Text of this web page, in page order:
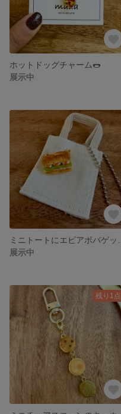
ホットドッグチャーム🌭
展示中
展示中
残り1点